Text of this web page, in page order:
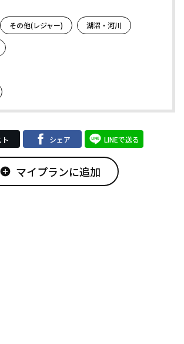
その他(レジャー) 湖沼・河川
シェア LINEで送る
add_circle マイプランに追加